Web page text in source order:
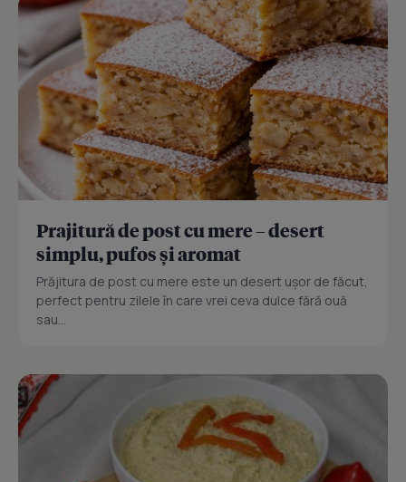
Prajitură de post cu mere – desert
simplu, pufos și aromat
Prăjitura de post cu mere este un desert ușor de făcut,
perfect pentru zilele în care vrei ceva dulce fără ouă
sau...